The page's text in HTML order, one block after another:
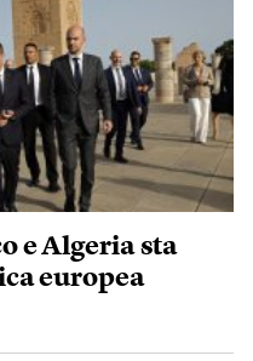
e Algeria sta
europea